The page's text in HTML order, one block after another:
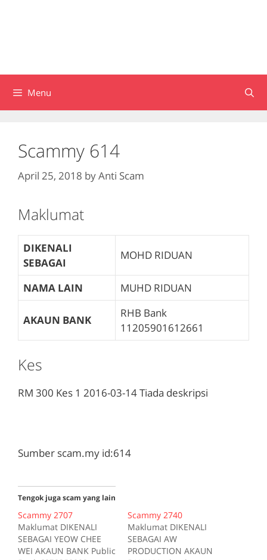
Menu
Scammy 614
April 25, 2018 byAnti Scam
Maklumat
DIKENALI
SEBAGAI
MOHD RIDUAN
NAMA LAIN MUHD RIDUAN
AKAUN BANK
RHB Bank
11205901612661
Kes
RM 300 Kes 1 2016-03-14Tiada deskripsi
Sumber scam.my id:614
Tengok juga scam yang lain
Scammy 2707
Maklumat DIKENALI
SEBAGAI YEOW CHEE
WEI AKAUN BANK Public
Scammy 2740
Maklumat DIKENALI
SEBAGAI AW
PRODUCTION AKAUN